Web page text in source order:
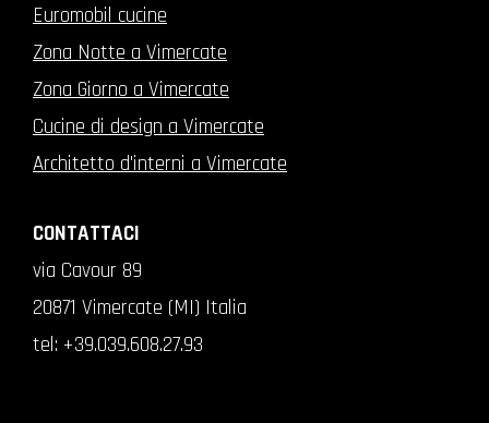
Euromobil cucine
Zona Notte a Vimercate
Zona Giorno a Vimercate
Cucine di design a Vimercate
Architetto d'interni a Vimercate
CONTATTACI
via Cavour 89
20871 Vimercate (MI) Italia
tel: +39.039.608.27.93